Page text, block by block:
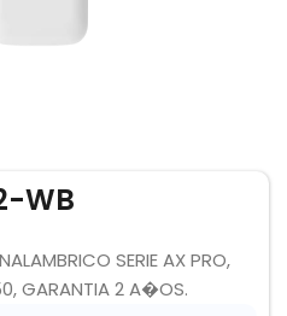
WB
SERIE AX PRO,
GARANTIA 2 A�OS.